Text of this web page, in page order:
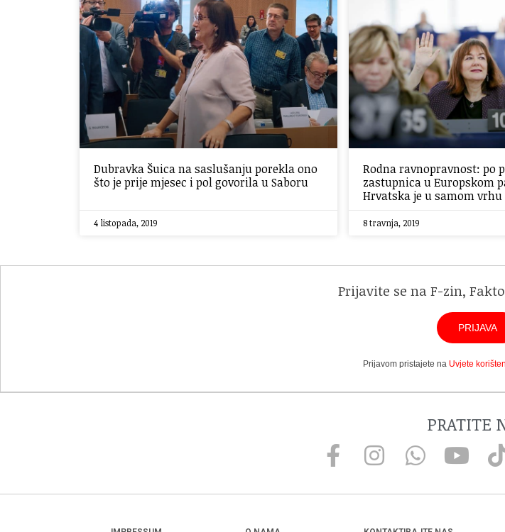
Dubravka Šuica na saslušanju porekla ono
što je prije mjesec i pol govorila u Saboru
4 listopada, 2019
Rodna ravnopravnost: po
zastupnica u Europskom
Hrvatska je u samom vrhu
8 travnja, 2019
Prijavite se na F-zin,
PRIJAVA
Prijavom pristajete na Uvjete
PRATITE